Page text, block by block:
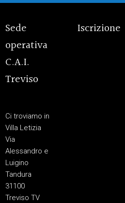
Sede
operativa
C.A.I.
Treviso
Ci troviamo in
Villa Letizia
Via
Alessandro e
Luigino
Tandura
31100
Treviso TV
Iscrizione